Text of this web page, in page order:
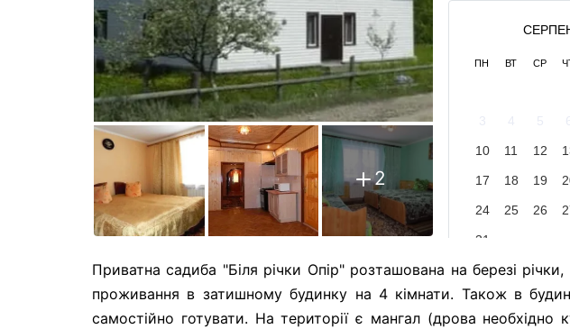
2
ПН ВТ СР
10 11 12
17 18 19
24 25 26
31
Приватна садиба "Біля річки Опір" розташована на березі
проживання в затишному будинку на 4 кімнати. Також в
самостійно готувати. На території є мангал (дрова необхідно